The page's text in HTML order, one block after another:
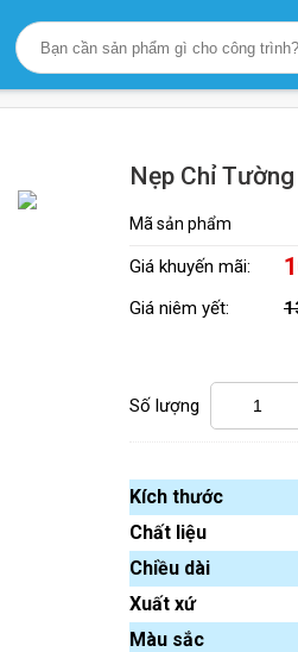
Tường / Nẹp Chỉ Tường U15 Thành
Nẹp Chỉ
Mã sản phẩm
Giá khuyến mãi:
Giá niêm yết:
Số lượng
Kích thước
Chất liệu
Chiều dài
Xuất xứ
Màu sắc